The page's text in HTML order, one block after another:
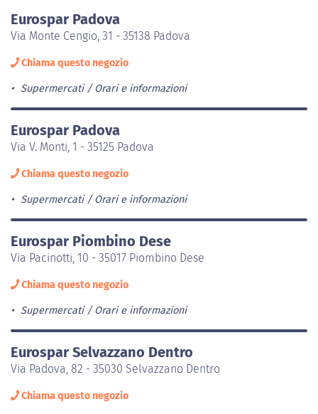
Eurospar Padova
Via Monte Cengio, 31 - 35138 Padova
Chiama questo negozio
Supermercati Orari e informazioni
Eurospar Padova
Via V. Monti, 1 - 35125 Padova
Chiama questo negozio
Supermercati Orari e informazioni
Eurospar Piombino Dese
Via Pacinotti, 10 - 35017 Piombino Dese
Chiama questo negozio
Supermercati Orari e informazioni
Eurospar Selvazzano Dentro
Via Padova, 82 - 35030 Selvazzano Dentro
Chiama questo negozio